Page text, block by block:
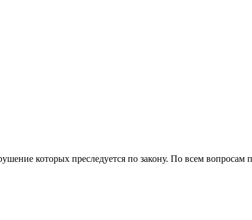
которых преследуется по закону. По всем вопросам